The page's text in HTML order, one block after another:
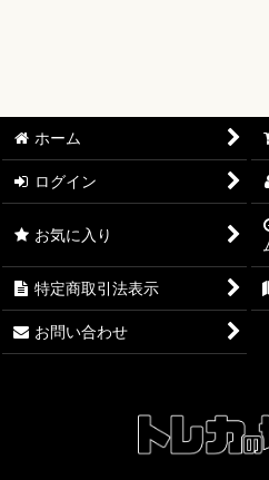
【ワンピースカード】ブースター
15】
【ワンピースカード】エクストラ
CRISIS【EB-04】
【ワンピースカード】ブースター
【ワンピースカード】エクストラブ
【ワンピースカード】ブースター
ホーム
ログイン
お気に入り
特定商取引法表示
お問い合わせ